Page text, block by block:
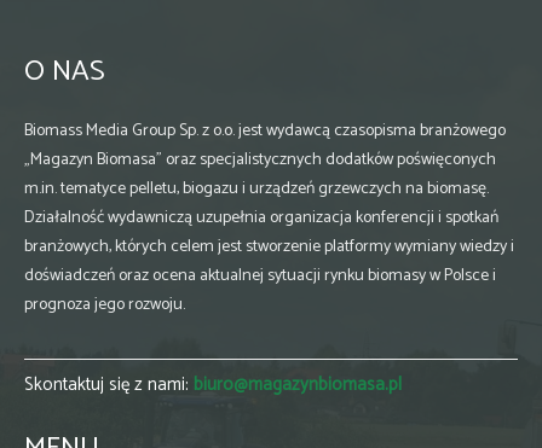
O NAS
Biomass Media Group Sp. z o.o. jest wydawcą czasopisma branżowego
„Magazyn Biomasa” oraz specjalistycznych dodatków poświęconych
m.in. tematyce pelletu, biogazu i urządzeń grzewczych na biomasę.
Działalność wydawniczą uzupełnia organizacja konferencji i spotkań
branżowych, których celem jest stworzenie platformy wymiany wiedzy i
doświadczeń oraz ocena aktualnej sytuacji rynku biomasy w Polsce i
prognoza jego rozwoju.
Skontaktuj się z nami: biuro@magazynbiomasa.pl